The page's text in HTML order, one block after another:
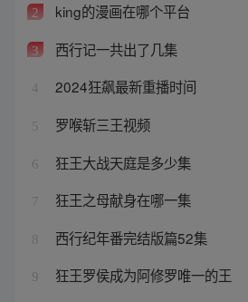
2 king的漫画在哪个平台
3 西行记一共出了几集
4 2024狂飙最新重播时间
5 罗喉斩三王视频
6 狂王大战天庭是多少集
7 狂王之母献身在哪一集
8 西行纪年番完结版篇52集
9 狂王罗侯成为阿修罗唯一的王